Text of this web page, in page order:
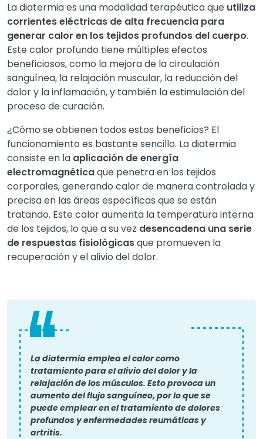
La diatermia es una modalidad terapéutica que utiliza
corrientes eléctricas de alta frecuencia para
generar calor en los tejidos profundos del cuerpo.
Este calor profundo tiene múltiples efectos
beneficiosos, como la mejora de la circulación
sanguínea, la relajación muscular, la reducción del
dolor y la inflamación, y también la estimulación del
proceso de curación.
¿Cómo se obtienen todos estos beneficios? El
funcionamiento es bastante sencillo. La diatermia
consiste en la aplicación de energía
electromagnéticaque penetra en los tejidos
corporales, generando calor de manera controlada y
precisa en las áreas específicas que se están
tratando. Este calor aumenta la temperatura interna
de los tejidos, lo que a su vez desencadena una serie
de respuestas fisiológicasque promueven la
recuperación y el alivio del dolor.
La diatermia emplea el calor como
tratamiento para el alivio del dolor y la
relajación de los músculos. Esto provoca un
aumento del flujo sanguíneo, por lo que se
puede emplear en el tratamiento de dolores
profundos y enfermedades reumáticas y
artritis.